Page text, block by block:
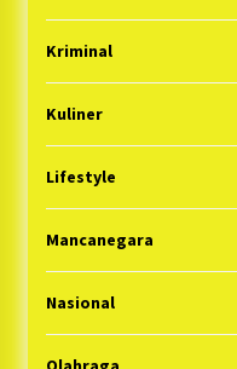
Kriminal
Kuliner
Lifestyle
Mancanegara
Nasional